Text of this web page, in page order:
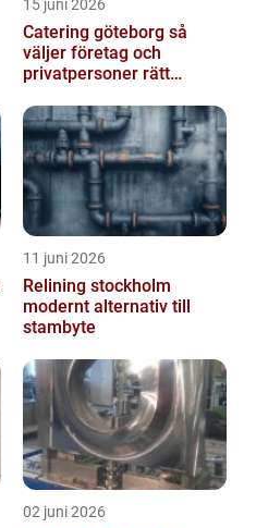
15 juni 2026
Catering göteborg så
väljer företag och
privatpersoner rätt
11 juni 2026
Relining stockholm
modernt alternativ till
stambyte
02 juni 2026